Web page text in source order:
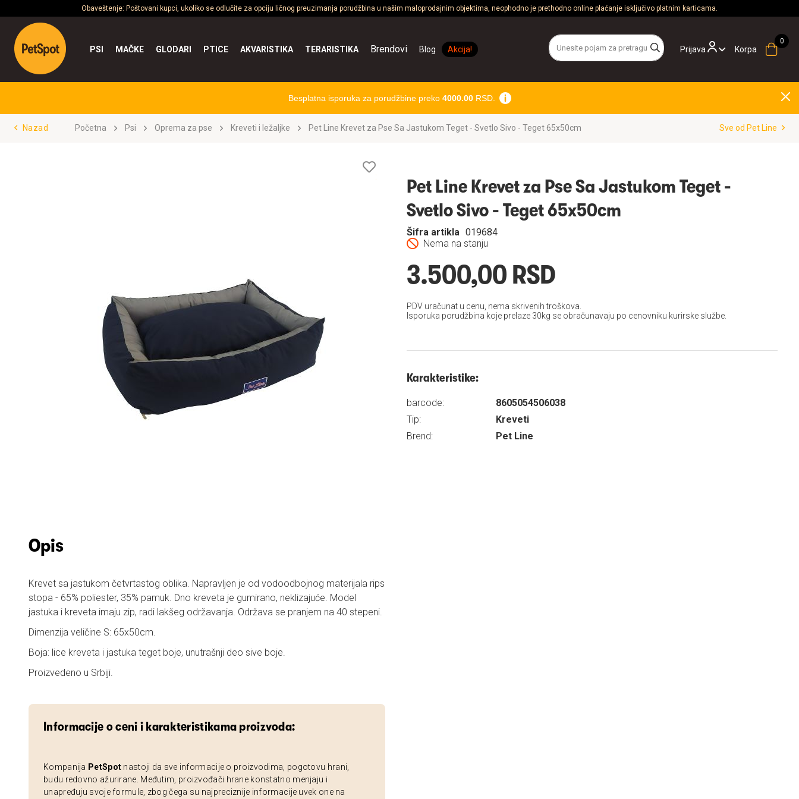
Obaveštenje: Poštovani kupci, ukoliko se odlučite za opciju ličnog preuzimanja porudžbina u našim maloprodajnim objektima, neophodno je prethodno online plaćanje isključivo platnim karticama.
Prijava
PSI MAČKE GLODARI PTICE AKVARISTIKA TERARISTIKA Brendovi Blog Akcija! Korpa
Besplatna isporuka za porudžbine preko 4000.00RSD.
Nazad Početna Psi Oprema za pse Kreveti i ležaljke Pet Line Krevet za Pse Sa Jastukom Teget - Svetlo Sivo - Teget 65x50cm Sve od Pet Line
Opis
Krevet sa jastukom četvrtastog oblika. Napravljen je od vodoodbojnog materijala rips
stopa - 65% poliester, 35% pamuk. Dno kreveta je gumirano, neklizajuće. Model
jastuka i kreveta imaju zip, radi lakšeg održavanja. Održava se pranjem na 40 stepeni.
Dimenzija veličine S: 65x50cm.
Boja: lice kreveta i jastuka teget boje, unutrašnji deo sive boje.
Proizvedeno u Srbiji.
Informacije o ceni i karakteristikama proizvoda:
Kompanija PetSpot nastoji da sve informacije o proizvodima, pogotovu hrani,
budu redovno ažurirane. Međutim, proizvođači hrane konstatno menjaju i
unapređuju svoje formule, zbog čega su najpreciznije informacije uvek one na
želja
Pet Line Krevet za Pse Sa Jastukom Teget -
Svetlo Sivo - Teget 65x50cm
Nema na stanju
Šifra artikla 019684
3.500,00 RSD
PDV uračunat u cenu, nema skrivenih troškova.
Isporuka porudžbina koje prelaze 30kg se obračunavaju po cenovniku kurirske službe.
Karakteristike:
barcode:
8605054506038
Tip:
Kreveti
Brend:
Pet Line